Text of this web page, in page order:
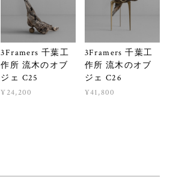
3Framers 千葉工
作所 流木のオブ
ジェ C25
¥24,200
3Framers 千葉工
作所 流木のオブ
ジェ C26
¥41,800